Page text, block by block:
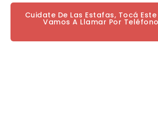
Cuidate De Las Estafas, Tocá
Vamos A Llamar Por